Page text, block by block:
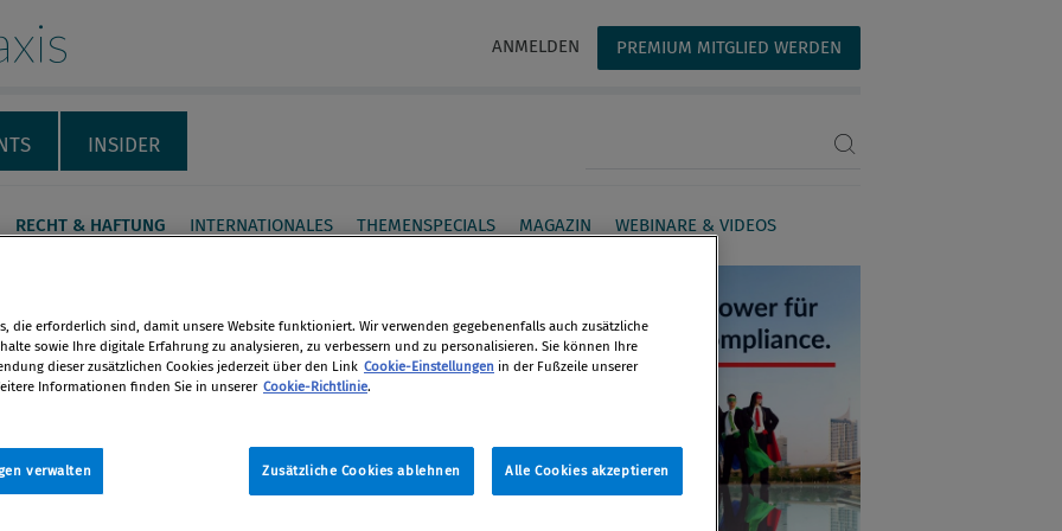
ANMELDEN PREMIUM MITGLIED WERDEN
INSIDER
RECHT & HAFTUNG INTERNATIONALES THEMENSPECIALS MAGAZIN WEBINARE & VIDEOS
Grenzen des
geht es in der
des Auftraggebers, wie er
Ansprüchen schützen kann,
die erforderlich sind, damit unsere Website funktioniert. Wir verwenden gegebenenfalls auch zusätzliche
sowie Ihre digitale Erfahrung zu analysieren, zu verbessern und zu personalisieren. Sie können Ihre
dieser zusätzlichen Cookies jederzeit über den Link Cookie-Einstellungen in der Fußzeile unserer
Informationen finden Sie in unserer Cookie-Richtlinie.
Zusätzliche Cookies ablehnen Alle Cookies akzeptieren
verwalten